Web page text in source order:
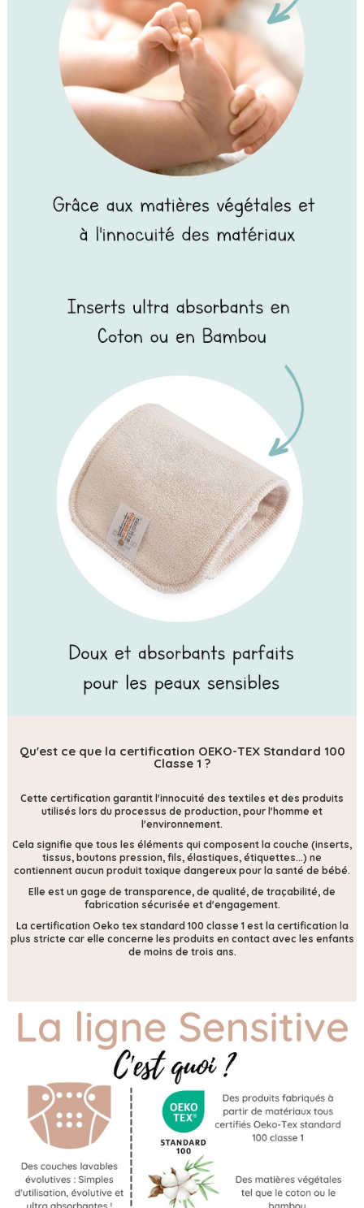
Qu'est ce que la certification OEKO-TEX Standard 100
Classe 1 ?
Cette certification garantit l'innocuité des textiles et des produits
utilisés lors du processus de production, pour l'homme et
l'environnement.
Cela signifie que tous les éléments qui composent la couche (inserts,
tissus, boutons pression, fils, élastiques, étiquettes...) ne
contiennent aucun produit toxique dangereux pour la santé de bébé.
Elle est un gage de transparence, de qualité, de traçabilité, de
fabrication sécurisée et d'engagement.
La certification Oeko tex standard 100 classe 1 est la certification la
plus stricte car elle concerne les produits en contact avec les enfants
de moins de trois ans.